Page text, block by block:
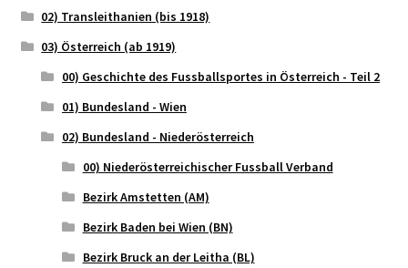
02) Transleithanien (bis 1918)
03) Österreich (ab 1919)
00) Geschichte des Fussballsportes in Österreich - Teil 2
01) Bundesland - Wien
02) Bundesland - Niederösterreich
00) Niederösterreichischer Fussball Verband
Bezirk Amstetten (AM)
Bezirk Baden bei Wien (BN)
Bezirk Bruck an der Leitha (BL)